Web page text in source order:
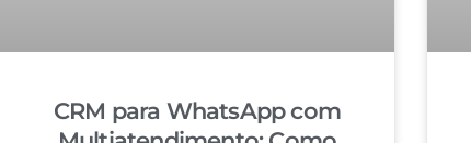
CRM para WhatsApp com